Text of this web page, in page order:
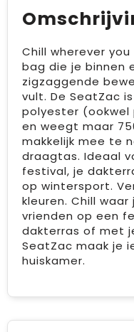
Chill wherever
bag die je binnen
zigzaggende
vult. De SeatZac
polyester
en weegt maar
makkelijk mee te
draagtas. Ideaal
festival, je
op wintersport.
kleuren. Chill
vrienden op een
dakterras of met
SeatZac maak je
huiskamer.